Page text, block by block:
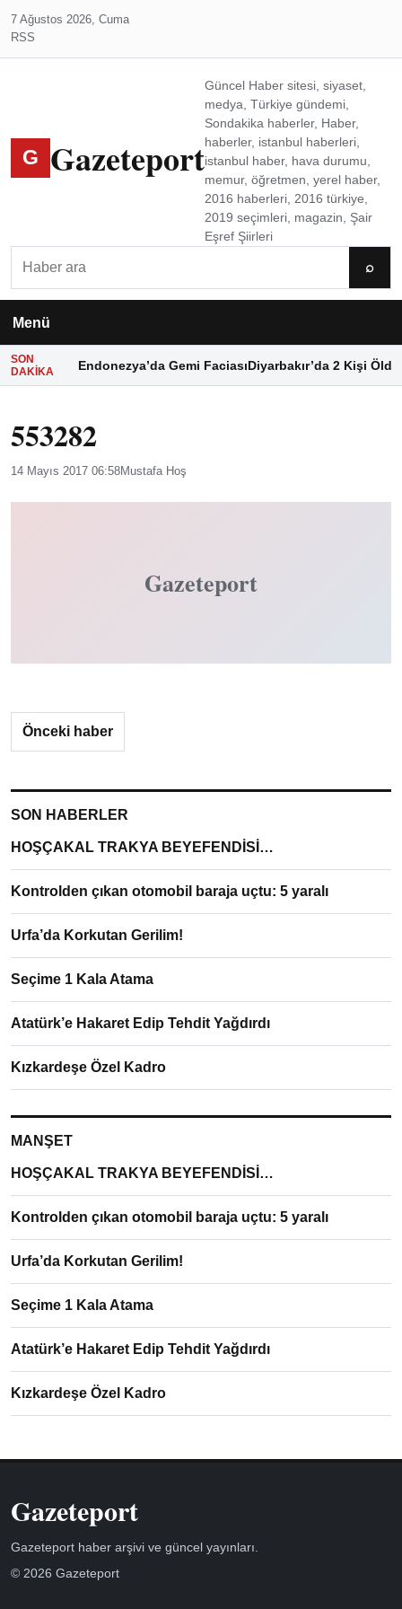
7 Ağustos 2026, Cuma
RSS
G Gazeteport
Güncel Haber sitesi, siyaset,
medya, Türkiye gündemi,
Sondakika haberler, Haber,
haberler, istanbul haberleri,
istanbul haber, hava durumu,
memur, öğretmen, yerel haber,
2016 haberleri, 2016 türkiye,
2019 seçimleri, magazin, Şair
Eşref Şiirleri
⌕
Menü
SON
DAKIKA
Endonezya’da Gemi FaciasıDiyarbakır’da 2 Kişi Öldü
553282
14 Mayıs 2017 06:58Mustafa Hoş
Gazeteport
Önceki haber
SON HABERLER
HOŞÇAKAL TRAKYA BEYEFENDİSİ…
Kontrolden çıkan otomobil baraja uçtu: 5 yaralı
Urfa’da Korkutan Gerilim!
Seçime 1 Kala Atama
Atatürk’e Hakaret Edip Tehdit Yağdırdı
Kızkardeşe Özel Kadro
MANŞET
HOŞÇAKAL TRAKYA BEYEFENDİSİ…
Kontrolden çıkan otomobil baraja uçtu: 5 yaralı
Urfa’da Korkutan Gerilim!
Seçime 1 Kala Atama
Atatürk’e Hakaret Edip Tehdit Yağdırdı
Kızkardeşe Özel Kadro
Gazeteport
Gazeteport haber arşivi ve güncel yayınları.
© 2026 Gazeteport